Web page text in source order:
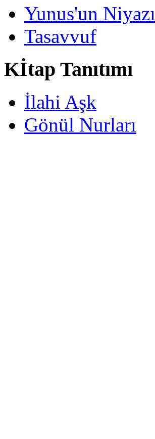
Yunus'un Niyazı
Tasavvuf
Kİtap Tanıtımı
İlahi Aşk
Gönül Nurları